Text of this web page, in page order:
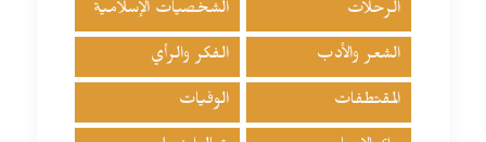
الرحلات الشخصيات الإسلامية
الشعر والأدب الفكر والرأي
المقتطفات الوفيات